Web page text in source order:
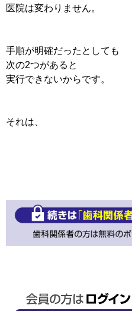
医院は変わりません。
手順が明確だったとしても
次の2つがあると
実行できないからです。
それは、